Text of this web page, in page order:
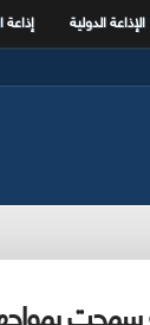
الإذاعة الدولية إذاعة